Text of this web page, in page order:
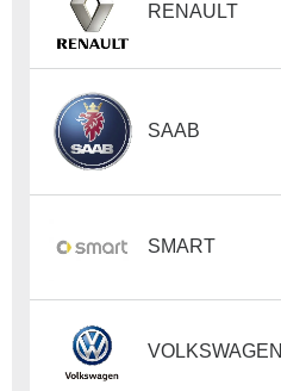
RENAULT
SAAB
SMART
VOLKSWAGEN